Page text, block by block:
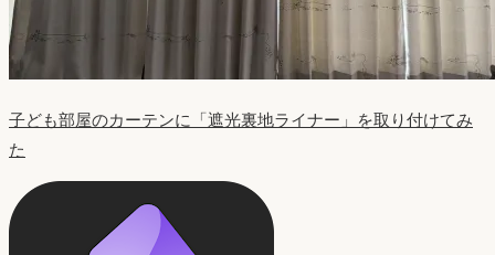
子ども部屋のカーテンに「遮光裏地ライナー」を取り付けてみ
た